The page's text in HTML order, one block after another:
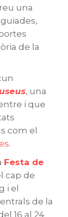
una
de la
, una
i que
com el
.
Festa de
cap de
i el
de la
16 al 24